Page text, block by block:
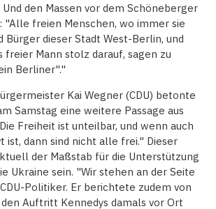
den Massen vor dem Schöneberger
"Alle freien Menschen, wo immer sie
Bürger dieser Stadt West-Berlin, und
freier Mann stolz darauf, sagen zu
Berliner"."
Kai Wegner (CDU) betonte
Samstag eine weitere Passage aus
Freiheit ist unteilbar, und wenn auch
ist, dann sind nicht alle frei." Dieser
der Maßstab für die Unterstützung
Ukraine sein. "Wir stehen an der Seite
Politiker. Er berichtete zudem von
Auftritt Kennedys damals vor Ort